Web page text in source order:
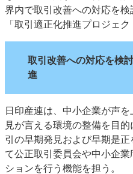
特集・デジタル印刷 アイデアで勝負
JAPAN PACK 2023 特集
中古印刷
2022 見える化・MIS特集
2022 検
特集・デジタル印刷 ～ 新成長軌道を
運営
会社案内
購読・購入申し
お問い合わせ
界内で取引改善への対応を
「取引適正化推進プロジェ
取引改善への対応を検
進
日印産連は、中小企業が声
見が言える環境の整備を目
引の早期発見および早期是
て公正取引委員会や中小企
ションを行う機能を担う。